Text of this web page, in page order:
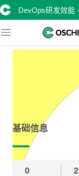
DevOps研发效能
基础信息
0 2